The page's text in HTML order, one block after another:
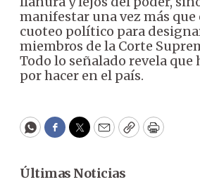
manifestar una vez más que
cuoteo político para
miembros de la Corte
Todo lo señalado revela que
por hacer en el país.
WhatsApp
Facebook
Twitter
EmailCopyPrint
Últimas Noticias